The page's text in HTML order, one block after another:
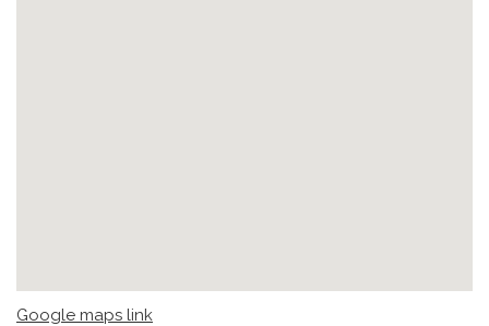
Google maps link